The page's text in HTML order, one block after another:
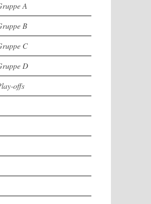
A
B
C
D
offs